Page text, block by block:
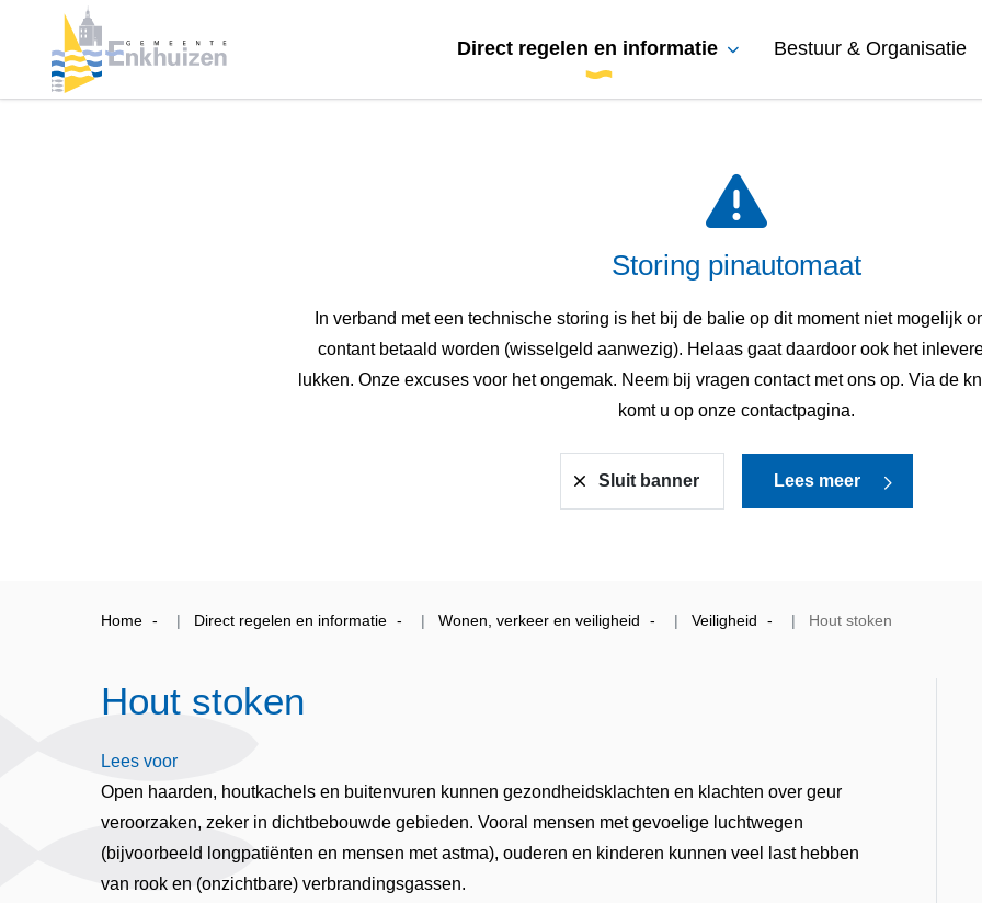
Direct regelen en informatie Bestuur & Organisatie
Storing pinautomaat
In verband met een technische storing is het bij de balie op dit moment niet mogelijk
contant betaald worden (wisselgeld aanwezig). Helaas gaat daardoor ook het
lukken. Onze excuses voor het ongemak. Neem bij vragen contact met ons op. Via de
komt u op onze contactpagina.
Sluit banner Lees meer
Home Direct regelen en informatie Wonen, verkeer en veiligheid Veiligheid Hout stoken
Hout stoken
Lees voor
Open haarden, houtkachels en buitenvuren kunnen gezondheidsklachten en klachten over geur
veroorzaken, zeker in dichtbebouwde gebieden. Vooral mensen met gevoelige luchtwegen
(bijvoorbeeld longpatiënten en mensen met astma), ouderen en kinderen kunnen veel last hebben
van rook en (onzichtbare) verbrandingsgassen.